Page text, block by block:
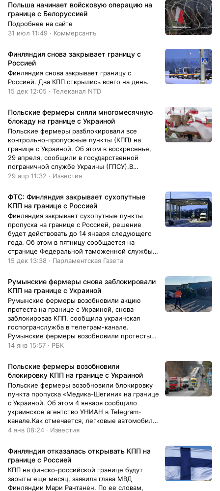
Польша начинает войсковую операцию на
границе с Белоруссией
Подробнее на сайте
31 июл 11:49 · Коммерсантъ
Финляндия снова закрывает границу с
Россией
Финляндия снова закрывает границу с
Россией. Два КПП открылись всего на день.
15 дек 12:05 · Телеканал NTD
Польские фермеры сняли многомесячную
блокаду на границе с Украиной
Польские фермеры разблокировали все
контрольно-пропускные пункты (КПП) на
границе с Украиной. Об этом в воскресенье,
29 апреля, сообщили в государственной
пограничной службе Украины (ГПСУ).В
ведомстве уточнили, что польские фермеры
пропуска на границе, который называется
«Рава-Русская − Гребенне».
29 апр 11:32 · Известия
ФТС: Финляндия закрывает сухопутные
КПП на границе с Россией
Финляндия закрывает сухопутные пункты
пропуска на границе с Россией, решение
будет действовать до 14 января следующего
года. Об этом в пятницу сообщается на
странице Федеральной таможенной службы
(ФТС) РФ в соцсетях.
15 дек 13:38 · Парламентская Газета
Румынские фермеры снова заблокировали
КПП на границе с Украиной
Румынские фермеры возобновили акцию
протеста на границе с Украиной, снова
заблокировав КПП, сообщила украинская
госпогранслужба в телеграм-канале.
Румынские фермеры возобновили протесты
Около ...
14 янв 15:57 · РБК
Польские фермеры возобновили
блокировку КПП на границе с Украиной
Польские фермеры возобновили блокировку
пункта пропуска «Медика-Шегини» на границе
с Украиной. Об этом 4 января сообщило
украинское агентство УНИАН в Telegram-
канале.Как отмечается, легковые автомобили
передвигаются в обычном режиме, а
час без задержек, в частности с гуманитарной
помощью и скоропортящимися продуктами.
4 янв 08:24 · Известия
Финляндия отказалась открывать КПП на
границе с Россией
КПП на финско-российской границе будут
зарыты еще месяц, заявила глава МВД
Финляндии Мари Рантанен. По ее словам,